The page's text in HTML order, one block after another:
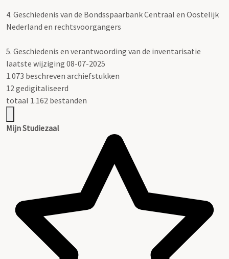
4. Geschiedenis van de Bondsspaarbank Centraal en Oostelijk
Nederland en rechtsvoorgangers
5. Geschiedenis en verantwoording van de inventarisatie
laatste wijziging 08-07-2025
1.073 beschreven archiefstukken
12 gedigitaliseerd
totaal 1.162 bestanden
Mijn Studiezaal